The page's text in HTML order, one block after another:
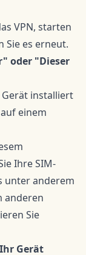
VPN, starten
Sie es erneut.
oder "Dieser
Gerät installiert
einem
Ihre SIM-
unter anderem
anderen
Sie
Gerät